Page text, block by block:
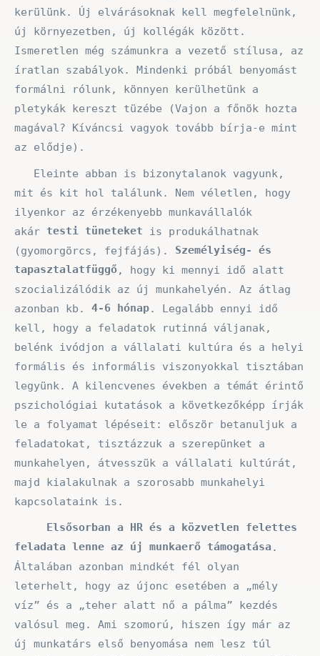
kerülünk. Új elvárásoknak kell megfelelnünk,
új környezetben, új kollégák között.
Ismeretlen még számunkra a vezető stílusa, az
íratlan szabályok. Mindenki próbál benyomást
formálni rólunk, könnyen kerülhetünk a
pletykák kereszt tüzébe (Vajon a főnök hozta
magával? Kíváncsi vagyok tovább bírja-e mint
az elődje).
Eleinte abban is bizonytalanok vagyunk,
mit és kit hol találunk. Nem véletlen, hogy
ilyenkor az érzékenyebb munkavállalók
akár testi tüneteket is produkálhatnak
(gyomorgörcs, fejfájás). Személyiség- és
tapasztalatfüggő, hogy ki mennyi idő alatt
szocializálódik az új munkahelyén. Az átlag
azonban kb. 4-6 hónap. Legalább ennyi idő
kell, hogy a feladatok rutinná váljanak,
belénk ivódjon a vállalati kultúra és a helyi
formális és informális viszonyokkal tisztában
legyünk. A kilencvenes években a témát érintő
pszichológiai kutatások a következőképp írják
le a folyamat lépéseit: először betanuljuk a
feladatokat, tisztázzuk a szerepünket a
munkahelyen, átvesszük a vállalati kultúrát,
majd kialakulnak a szorosabb munkahelyi
kapcsolataink is.
Elsősorban a HR és a közvetlen felettes
feladata lenne az új munkaerő támogatása .
Általában azonban mindkét fél olyan
leterhelt, hogy az újonc esetében a „mély
víz” és a „teher alatt nő a pálma” kezdés
valósul meg. Ami szomorú, hiszen így már az
új munkatárs első benyomása nem lesz túl